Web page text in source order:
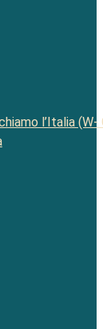
l’Italia (W-